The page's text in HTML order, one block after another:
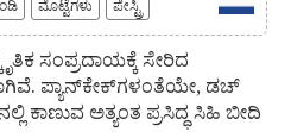
ಮೊಟ್ಟೆಗಳು ಪೇಸ್ಟ್ರಿ
ಸಂಪ್ರದಾಯಕ್ಕೆ ಸೇರಿದ
ಪ್ಯಾನ್‌ಕೇಕ್‌ಗಳಂತೆಯೇ, ಡಚ್
ಕಾಣುವ ಅತ್ಯಂತ ಪ್ರಸಿದ್ಧ ಸಿಹಿ ಬೀದಿ